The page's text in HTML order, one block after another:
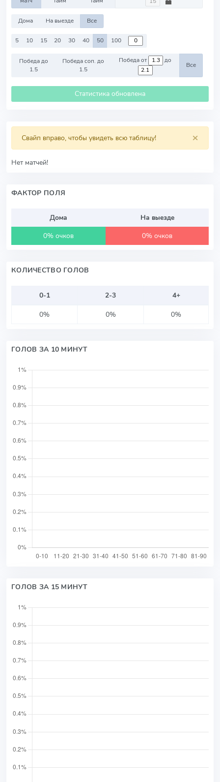
Дома На выезде Все
5 10 15 20 30 40 50 100
Победа до
1.5
Победа соп. до
1.5
Победа от до
Все
Статистика обновлена
×
Свайп вправо, чтобы увидеть всю таблицу!
Нет матчей!
ФАКТОР ПОЛЯ
Дома
На выезде
0% очков
0% очков
КОЛИЧЕСТВО ГОЛОВ
0-1 2-3
4+
0%
0% 0%
ГОЛОВ ЗА 10 МИНУТ
ГОЛОВ ЗА 15 МИНУТ